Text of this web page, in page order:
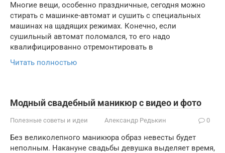
Многие вещи, особенно праздничные, сегодня можно
стирать с машинке-автомат и сушить с специальных
машинах на щадящих режимах. Конечно, если
сушильный автомат поломался, то его надо
квалифицированно отремонтировать в
Читать полностью
Модный свадебный маникюр с видео и фото
Полезные советы и идеи Александр Редькин 0
Без великолепного маникюра образ невесты будет
неполным. Накануне свадьбы девушка выделяет время,